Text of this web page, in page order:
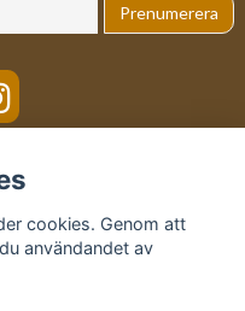
Prenumerera
cookies. Genom att
användandet av